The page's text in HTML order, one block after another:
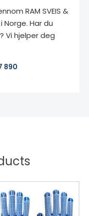
RAM SVEIS &
Norge. Har du
Vi hjelper deg
890